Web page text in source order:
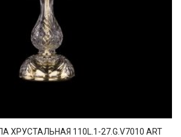
110L.1-27.G.V7010 ART